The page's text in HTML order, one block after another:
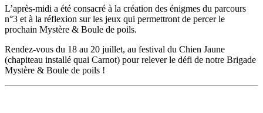
L’après-midi a été consacré à la création des énigmes du parcours
n°3 et à la réflexion sur les jeux qui permettront de percer le
prochain Mystère & Boule de poils.
Rendez-vous du 18 au 20 juillet, au festival du Chien Jaune
(chapiteau installé quai Carnot) pour relever le défi de notre Brigade
Mystère & Boule de poils !